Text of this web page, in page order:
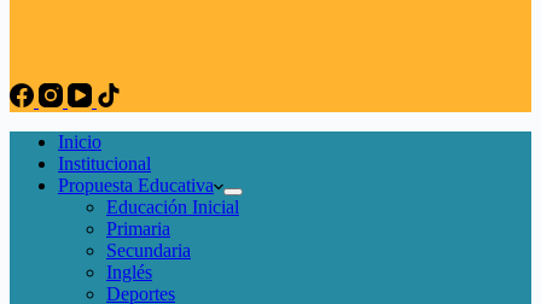
Inicio
Institucional
Propuesta Educativa
Educación Inicial
Primaria
Secundaria
Inglés
Deportes